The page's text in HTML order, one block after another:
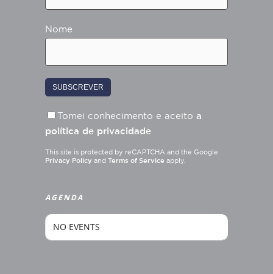
Nome
Tomei conhecimento e aceito a
política de privacidade
This site is protected by reCAPTCHA and the Google
Privacy Policy and Terms of Service apply.
AGENDA
NO EVENTS